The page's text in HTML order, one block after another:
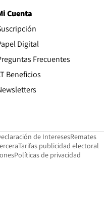
Cuenta
DigitalOpens in new
Frecuentes
Beneficios
in new window
de InteresesOpens in
Remates
Opens in new window
Tarifas publicidad electoral
Políticas de privacidad